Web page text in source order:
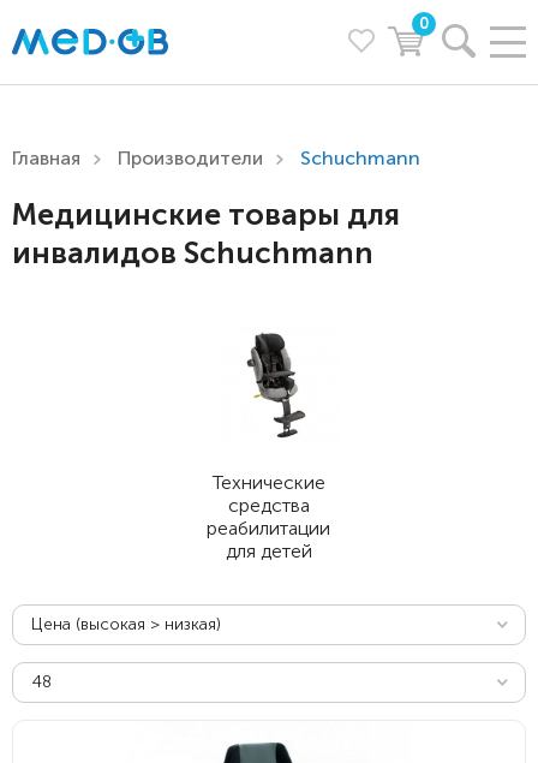
0
Главная Производители Schuchmann
Медицинские товары для
инвалидов Schuchmann
Технические
средства
реабилитации
для детей
Цена (высокая > низкая)
48